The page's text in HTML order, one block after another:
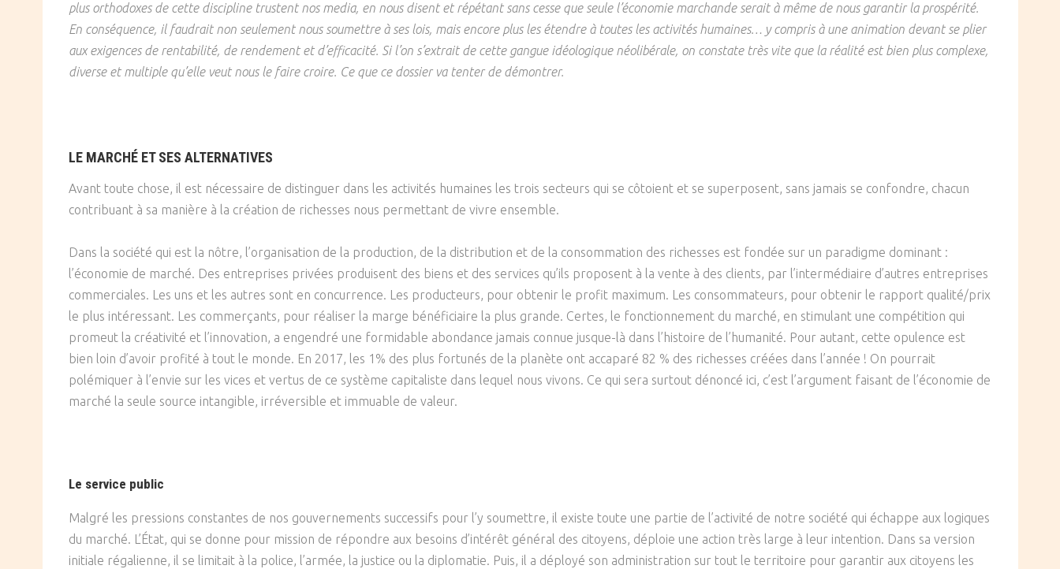
Violence / Maltraitance
Agression Sexuelle
Protection De L'enfance
Accueil – Placement
Psychanalyse
Psychiatrie
Psychologie
SOCIÉTÉ
Droit
Économie / Emploi
Justice
CULTURE
Romans / Médias
plus orthodoxes de cette discipline trustent nos media, en nous disent et répétant sans cesse que seule l’économie marchande serait à même de nous garantir la prospérité.
En conséquence, il faudrait non seulement nous soumettre à ses lois, mais encore plus les étendre à toutes les activités humaines… y compris à une animation devant se plier
aux exigences de rentabilité, de rendement et d’efficacité. Si l’on s’extrait de cette gangue idéologique néolibérale, on constate très vite que la réalité est bien plus complexe,
diverse et multiple qu’elle veut nous le faire croire. Ce que ce dossier va tenter de démontrer.
LE MARCHÉ ET SES ALTERNATIVES
Avant toute chose, il est nécessaire de distinguer dans les activités humaines les trois secteurs qui se côtoient et se superposent, sans jamais se confondre, chacun
contribuant à sa manière à la création de richesses nous permettant de vivre ensemble.
Dans la société qui est la nôtre, l’organisation de la production, de la distribution et de la consommation des richesses est fondée sur un paradigme dominant :
l’économie de marché. Des entreprises privées produisent des biens et des services qu’ils proposent à la vente à des clients, par l’intermédiaire d’autres entreprises
commerciales. Les uns et les autres sont en concurrence. Les producteurs, pour obtenir le profit maximum. Les consommateurs, pour obtenir le rapport qualité/prix
le plus intéressant. Les commerçants, pour réaliser la marge bénéficiaire la plus grande. Certes, le fonctionnement du marché, en stimulant une compétition qui
promeut la créativité et l’innovation, a engendré une formidable abondance jamais connue jusque-là dans l’histoire de l’humanité. Pour autant, cette opulence est
bien loin d’avoir profité à tout le monde. En 2017, les 1% des plus fortunés de la planète ont accaparé 82 % des richesses créées dans l’année ! On pourrait
polémiquer à l’envie sur les vices et vertus de ce système capitaliste dans lequel nous vivons. Ce qui sera surtout dénoncé ici, c’est l’argument faisant de l’économie de
marché la seule source intangible, irréversible et immuable de valeur.
Le service public
Malgré les pressions constantes de nos gouvernements successifs pour l’y soumettre, il existe toute une partie de l’activité de notre société qui échappe aux logiques
du marché. L’État, qui se donne pour mission de répondre aux besoins d’intérêt général des citoyens, déploie une action très large à leur intention. Dans sa version
initiale régalienne, il se limitait à la police, l’armée, la justice ou la diplomatie. Puis, il a déployé son administration sur tout le territoire pour garantir aux citoyens les